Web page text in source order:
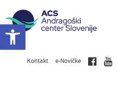
Kontakt e-Novičke
Open toolbar